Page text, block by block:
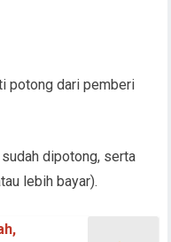
potong dari pemberi
dipotong, serta
lebih bayar).